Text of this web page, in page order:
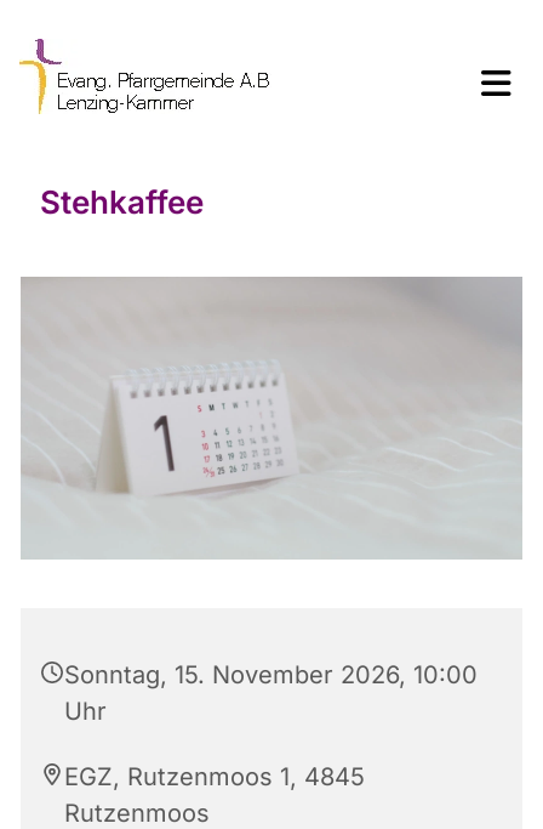
Stehkaffee
Sonntag, 15. November 2026, 10:00
Uhr
EGZ, Rutzenmoos 1, 4845
Rutzenmoos